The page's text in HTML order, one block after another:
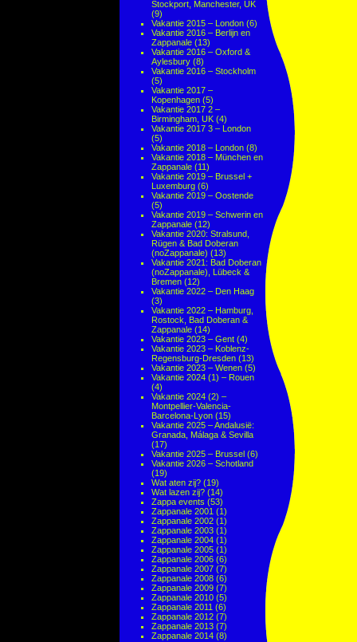
Stockport, Manchester, UK
(9)
Vakantie 2015 – London (6)
Vakantie 2016 – Berlijn en
Zappanale (13)
Vakantie 2016 – Oxford &
Aylesbury (8)
Vakantie 2016 – Stockholm
(5)
Vakantie 2017 –
Kopenhagen (5)
Vakantie 2017 2 –
Birmingham, UK (4)
Vakantie 2017 3 – London
(5)
Vakantie 2018 – London (8)
Vakantie 2018 – München en
Zappanale (11)
Vakantie 2019 – Brussel +
Luxemburg (6)
Vakantie 2019 – Oostende
(5)
Vakantie 2019 – Schwerin en
Zappanale (12)
Vakantie 2020: Stralsund,
Rügen & Bad Doberan
(noZappanale) (13)
Vakantie 2021: Bad Doberan
(noZappanale), Lübeck &
Bremen (12)
Vakantie 2022 – Den Haag
(3)
Vakantie 2022 – Hamburg,
Rostock, Bad Doberan &
Zappanale (14)
Vakantie 2023 – Gent (4)
Vakantie 2023 – Koblenz-
Regensburg-Dresden (13)
Vakantie 2023 – Wenen (5)
Vakantie 2024 (1) – Rouen
(4)
Vakantie 2024 (2) –
Montpellier-Valencia-
Barcelona-Lyon (15)
Vakantie 2025 – Andalusië:
Granada, Málaga & Sevilla
(17)
Vakantie 2025 – Brussel (6)
Vakantie 2026 – Schotland
(19)
Wat aten zij? (19)
Wat lazen zij? (14)
Zappa events (53)
Zappanale 2001 (1)
Zappanale 2002 (1)
Zappanale 2003 (1)
Zappanale 2004 (1)
Zappanale 2005 (1)
Zappanale 2006 (6)
Zappanale 2007 (7)
Zappanale 2008 (6)
Zappanale 2009 (7)
Zappanale 2010 (5)
Zappanale 2011 (6)
Zappanale 2012 (7)
Zappanale 2013 (7)
Zappanale 2014 (8)